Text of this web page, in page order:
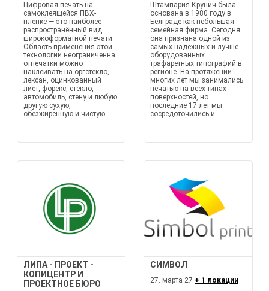
Цифровая печать на
самоклеящейся ПВХ-
пленке — это наиболее
распространённый вид
широкоформатной печати.
Область применения этой
технологии неограниченна:
отпечатки можно
наклеивать на оргстекло,
лексан, оцинкованный
лист, форекс, стекло,
автомобиль, стену и любую
другую сухую,
обезжиренную и чистую...
Штампария Крунич была
основана в 1980 году в
Белграде как небольшая
семейная фирма. Сегодня
она признана одной из
самых надежных и лучше
оборудованных
трафаретных типографий в
регионе. На протяжении
многих лет мы занимались
печатью на всех типах
поверхностей, но
последние 17 лет мы
сосредоточились и...
ЛИПА - ПРОЕКТ -
КОПИЦЕНТР И
ПРОЕКТНОЕ БЮРО
СИМВОЛ
27. марта 27 + 1 локации